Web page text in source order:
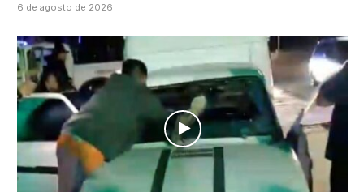
6 de agosto de 2026